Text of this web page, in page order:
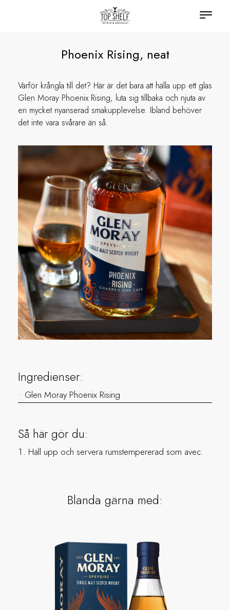
Phoenix Rising, neat
Varför krångla till det? Här är det bara att hälla upp ett glas
Glen Moray Phoenix Rising, luta sig tillbaka och njuta av
en mycket nyanserad smakupplevelse. Ibland behöver
det inte vara svårare än så.
Blanda gärna med:
Ingredienser:
Glen Moray Phoenix Rising
Så här gör du:
Häll upp och servera rumstempererad som avec.